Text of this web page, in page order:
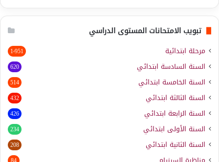
تبويب الامتحانات المستوى الدراسي
مرحلة ابتدائية 1٬951
السنة السادسة ابتدائي 620
السنة الخامسة ابتدائي 514
السنة الثالثة ابتدائي 432
السنة الرابعة ابتدائي 426
السنة الأولى ابتدائي 234
السنة الثانية ابتدائي 208